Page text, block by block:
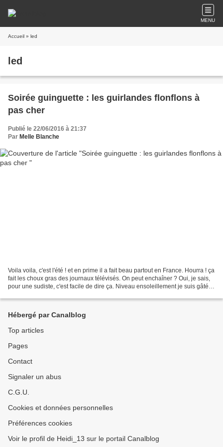
MENU
Accueil » led
led
Soirée guinguette : les guirlandes flonflons à
pas cher
Publié le 22/06/2016 à 21:37
Par Melle Blanche
Voila voila, c'est l'été ! et en prime il a fait beau partout en France. Hourra ! ça
fait les choux gras des journaux télévisés. On peut enchaîner ? Oui, je sais,
pour une sudiste, c'est facile de dire ça. Niveau ensoleillement je suis gâtée.
Hébergé par Canalblog
Top articles
Pages
Contact
Signaler un abus
C.G.U.
Cookies et données personnelles
Préférences cookies
Voir le profil de Heidi_13 sur le portail Canalblog